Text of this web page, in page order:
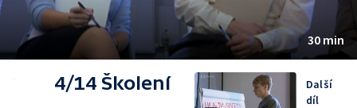
30 min
4/14 Školení
Další
díl